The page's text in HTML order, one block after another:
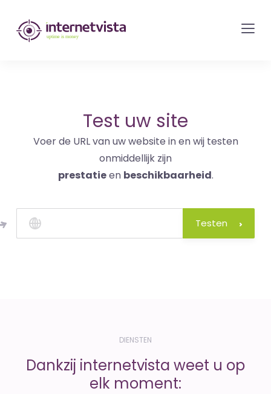
internetvista
monitoring
en
internetdiensten
Uptime
is
money
Test uw site
Voer de URL van uw website in en wij testen
onmiddellijk zijn
prestatieen beschikbaarheid.
Testen
DIENSTEN
Dankzij internetvista weet u op
elk moment: